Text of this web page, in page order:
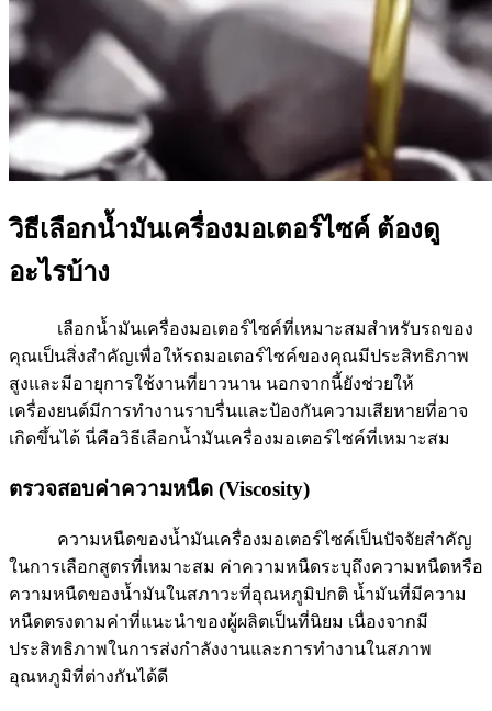
วิธีเลือกน้ำมันเครื่องมอเตอร์ไซค์ ต้องดู
อะไรบ้าง
เลือกน้ำมันเครื่องมอเตอร์ไซค์ที่เหมาะสมสำหรับรถของ
คุณเป็นสิ่งสำคัญเพื่อให้รถมอเตอร์ไซค์ของคุณมีประสิทธิภาพ
สูงและมีอายุการใช้งานที่ยาวนาน นอกจากนี้ยังช่วยให้
เครื่องยนต์มีการทำงานราบรื่นและป้องกันความเสียหายที่อาจ
เกิดขึ้นได้ นี่คือวิธีเลือกน้ำมันเครื่องมอเตอร์ไซค์ที่เหมาะสม
ตรวจสอบค่าความหนืด (Viscosity)
ความหนืดของน้ำมันเครื่องมอเตอร์ไซค์เป็นปัจจัยสำคัญ
ในการเลือกสูตรที่เหมาะสม ค่าความหนืดระบุถึงความหนืดหรือ
ความหนืดของน้ำมันในสภาวะที่อุณหภูมิปกติ น้ำมันที่มีความ
หนืดตรงตามค่าที่แนะนำของผู้ผลิตเป็นที่นิยม เนื่องจากมี
ประสิทธิภาพในการส่งกำลังงานและการทำงานในสภาพ
อุณหภูมิที่ต่างกันได้ดี